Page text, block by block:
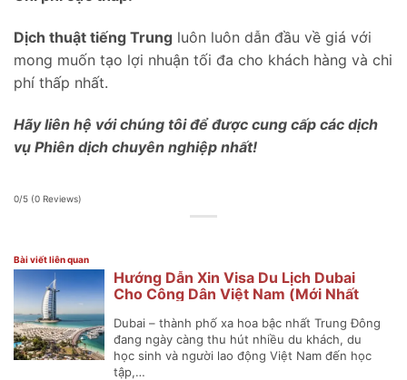
Dịch thuật tiếng Trung luôn luôn dẫn đầu về giá với
mong muốn tạo lợi nhuận tối đa cho khách hàng và chi
phí thấp nhất.
Hãy liên hệ với chúng tôi để được cung cấp các dịch
vụ Phiên dịch chuyên nghiệp nhất!
0/5 (0 Reviews)
Bài viết liên quan
Hướng Dẫn Xin Visa Du Lịch Dubai
Cho Công Dân Việt Nam (Mới Nhất
Dubai – thành phố xa hoa bậc nhất Trung Đông
đang ngày càng thu hút nhiều du khách, du
học sinh và người lao động Việt Nam đến học
tập,…